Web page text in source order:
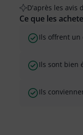
D'après les avis
Ce que les
Ils offrent
Ils sont bien
Ils